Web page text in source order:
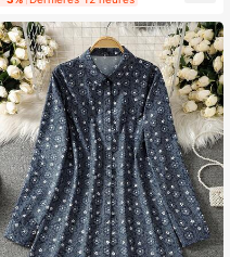
rintemps et automne